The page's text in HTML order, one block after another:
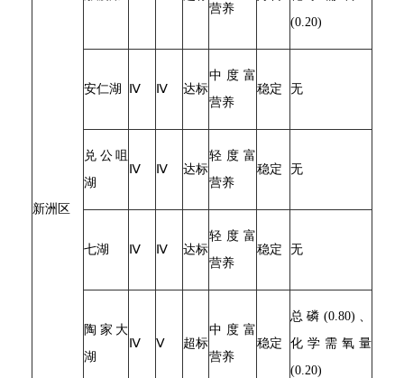
新洲区
营养
(0.20)
安仁湖 Ⅳ Ⅳ 达标
中度富
营养
稳定 无
兑公咀
湖
Ⅳ Ⅳ 达标
轻度富
营养
稳定 无
七湖 Ⅳ Ⅳ 达标
轻度富
营养
稳定 无
陶家大
湖
Ⅳ Ⅴ 超标
中度富
营养
稳定
总磷(0.80)、
化学需氧量
(0.20)